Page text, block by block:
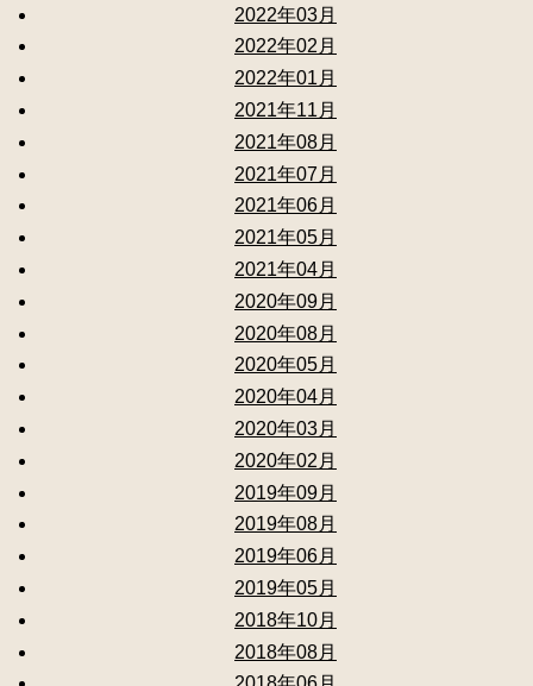
2022年03月
2022年02月
2022年01月
2021年11月
2021年08月
2021年07月
2021年06月
2021年05月
2021年04月
2020年09月
2020年08月
2020年05月
2020年04月
2020年03月
2020年02月
2019年09月
2019年08月
2019年06月
2019年05月
2018年10月
2018年08月